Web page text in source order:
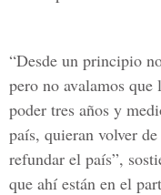
“Desde un principio
pero no avalamos
poder tres años y
país, quieran volver
refundar el país”,
que ahí están en el